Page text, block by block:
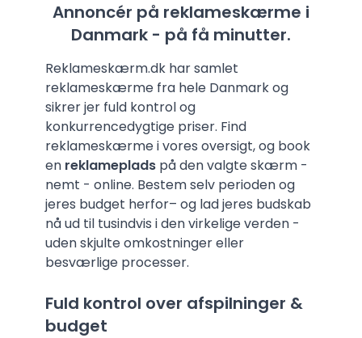
Annoncér på reklameskærme i
Danmark - på få minutter.
Reklameskærm.dk har samlet
reklameskærme fra hele Danmark og
sikrer jer fuld kontrol og
konkurrencedygtige priser. Find
reklameskærme i vores oversigt, og book
en reklameplads på den valgte skærm -
nemt - online. Bestem selv perioden og
jeres budget herfor– og lad jeres budskab
nå ud til tusindvis i den virkelige verden -
uden skjulte omkostninger eller
besværlige processer.
Fuld kontrol over afspilninger &
budget